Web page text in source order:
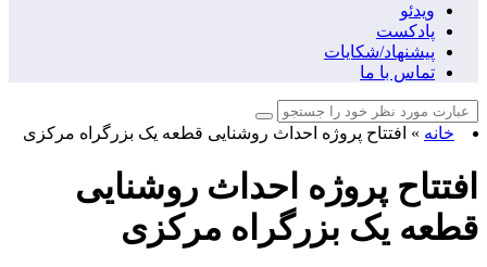
ویدئو
پادکست
پیشنهاد/شکایات
تماس با ما
خانه » افتتاح پروژه احداث روشنایی قطعه یک بزرگراه مرکزی
افتتاح پروژه احداث روشنایی
قطعه یک بزرگراه مرکزی